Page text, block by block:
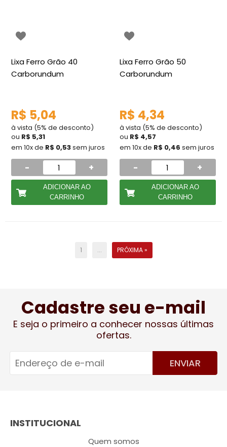
Lixa Ferro Grão 40
Carborundum
R$ 5,04
à vista (5% de desconto)
ou R$ 5,31
em 10x de R$ 0,53sem juros
- +
ADICIONAR AO
CARRINHO
Lixa Ferro Grão 50
Carborundum
R$ 4,34
à vista (5% de desconto)
ou R$ 4,57
em 10x de R$ 0,46 sem juros
- +
ADICIONAR AO
CARRINHO
1 ... PRÓXIMA »
Cadastre seu e-mail
E seja o primeiro a conhecer nossas últimas
ofertas.
ENVIAR
INSTITUCIONAL
Quem somos